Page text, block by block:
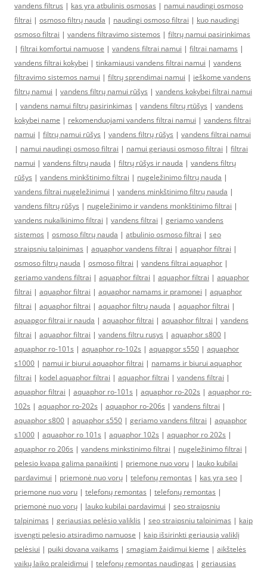
vandens filtrus | kas yra atbulinis osmosas | namui naudingi osmoso
filtrai | osmoso filtrų nauda | naudingi osmoso filtrai | kuo naudingi
osmoso filtrai | vandens filtravimo sistemos | filtrų namui pasirinkimas
| filtrai komfortui namuose | vandens filtrai namui | filtrai namams |
vandens filtrai kokybei | tinkamiausi vandens filtrai namui | vandens
filtravimo sistemos namui | filtrų sprendimai namui | ieškome vandens
filtrų namui | vandens filtrų namui rūšys | vandens kokybei filtrai namui
| vandens namui filtrų pasirinkimas | vandens filtrų rtūšys | vandens
kokybei name | rekomenduojami vandens filtrai namui | vandens filtrai
namui | filtrų namui rūšys | vandens filtrų rūšys | vandens filtrai namui
| namui naudingi osmoso filtrai | namui geriausi osmoso filtrai | filtrai
namui | vandens filtrų nauda | filtrų rūšys ir nauda | vandens filtrų
rūšys | vandens minkštinimo filtrai | nugeležinimo filtrų nauda |
vandens filtrai nugeležinimui | vandens minkštinimo filtrų nauda |
vandens filtrų rūšys | nugeležinimo ir vandens monkštinimo filtrai |
vandens nukalkinimo filtrai | vandens filtrai | geriamo vandens
sistemos | osmoso filtrų nauda | atbulinio osmoso filtrai | seo
straipsniu talpinimas | aquaphor vandens filtrai | aquaphor filtrai |
osmoso filtrų nauda | osmoso filtrai | vandens filtrai aquaphor |
geriamo vandens filtrai | aquaphor filtrai | aquaphor filtrai | aquaphor
filtrai | aquaphor filtrai | aquaphor namams ir pramonei | aquaphor
filtrai | aquaphor filtrai | aquaphor filtrų nauda | aquaphor filtrai |
aquapgor filtrai ir nauda | aquaphor filtrai | aquaphor filtrai | vandens
filtrai | aquaphor filtrai | vandens filtru rusys | aquaphor s800 |
aquaphor ro-101s | aquaphor ro-102s | aquapgor s550 | aquaphor
s1000 | namui ir biurui aquaphor filtrai | namams ir biurui aquaphor
filtrai | kodel aquaphor filtrai | aquaphor filtrai | vandens filtrai |
aquaphor filtrai | aquaphor ro-101s | aquaphor ro-202s | aquaphor ro-
102s | aquaphor ro-202s | aquaphor ro-206s | vandens filtrai |
aquaphor s800 | aquaphor s550 | geriamo vandens filtrai | aquaphor
s1000 | aquaphor ro 101s | aquaphor 102s | aquaphor ro 202s |
aquaphor ro 206s | vandens minkstinimo filtrai | nugeležinimo filtrai |
pelesio kvapa galima panaikinti | priemone nuo voru | lauko kubilai
pardavimui | priemonė nuo vorų | telefonų remontas | kas yra seo |
priemone nuo voru | telefonų remontas | telefonų remontas |
priemonė nuo vorų | lauko kubilai pardavimui | seo straipsniu
talpinimas | geriausias pelėsio valiklis | seo straipsniu talpinimas | kaip
isvengti pelesio atsiradimo namuose | kaip išsirinkti geriausią valiklį
pelėsiui | puiki dovana vaikams | smagiam žaidimui kieme | aikštelės
vaikų laiko praleidimui | telefonų remontas naudingas | geriausias